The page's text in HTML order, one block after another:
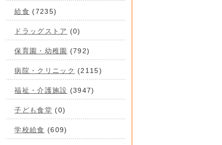
給食 (7235)
ドラッグストア (0)
保育園・幼稚園 (792)
病院・クリニック (2115)
福祉・介護施設 (3947)
子ども食堂 (0)
学校給食 (609)